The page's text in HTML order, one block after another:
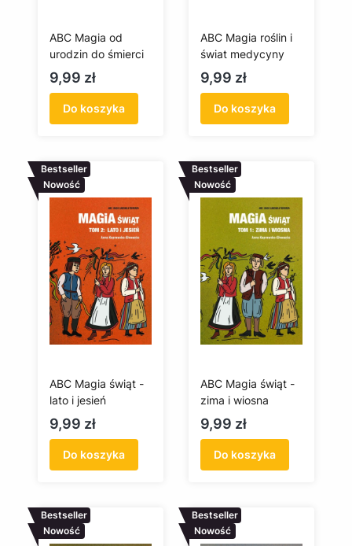
ABC Magia od
urodzin do śmierci
Cena
9,99 zł
Do koszyka
ABC Magia roślin i
świat medycyny
Cena
9,99 zł
Do koszyka
Bestseller
Nowość
ABC Magia świąt -
lato i jesień
Cena
9,99 zł
Do koszyka
Bestseller
Nowość
ABC Magia świąt -
zima i wiosna
Cena
9,99 zł
Do koszyka
Bestseller
Nowość
Bestseller
Nowość